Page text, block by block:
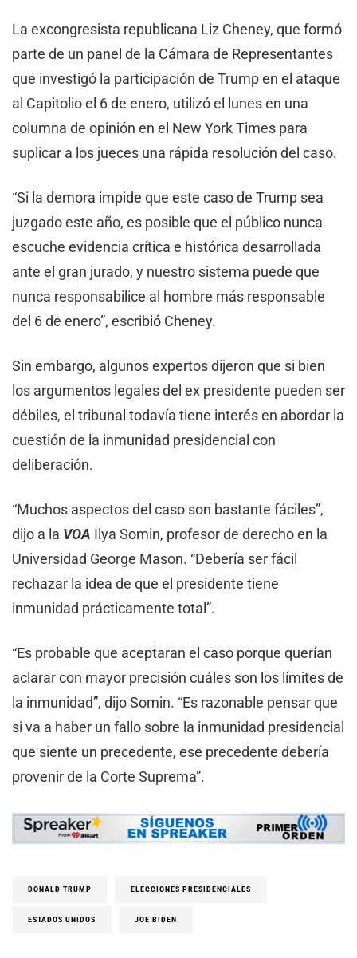
La excongresista republicana Liz Cheney, que formó
parte de un panel de la Cámara de Representantes
que investigó la participación de Trump en el ataque
al Capitolio el 6 de enero, utilizó el lunes en una
columna de opinión en el New York Times para
suplicar a los jueces una rápida resolución del caso.
“Si la demora impide que este caso de Trump sea
juzgado este año, es posible que el público nunca
escuche evidencia crítica e histórica desarrollada
ante el gran jurado, y nuestro sistema puede que
nunca responsabilice al hombre más responsable
del 6 de enero”, escribió Cheney.
Sin embargo, algunos expertos dijeron que si bien
los argumentos legales del ex presidente pueden ser
débiles, el tribunal todavía tiene interés en abordar la
cuestión de la inmunidad presidencial con
deliberación.
“Muchos aspectos del caso son bastante fáciles”,
dijo a la VOA Ilya Somin, profesor de derecho en la
Universidad George Mason. “Debería ser fácil
rechazar la idea de que el presidente tiene
inmunidad prácticamente total”.
“Es probable que aceptaran el caso porque querían
aclarar con mayor precisión cuáles son los límites de
la inmunidad”, dijo Somin. “Es razonable pensar que
si va a haber un fallo sobre la inmunidad presidencial
que siente un precedente, ese precedente debería
provenir de la Corte Suprema”.
DONALD TRUMP ELECCIONES PRESIDENCIALES
ESTADOS UNIDOS JOE BIDEN